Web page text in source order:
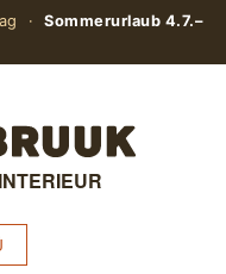
·Sommerurlaub 4.7.–